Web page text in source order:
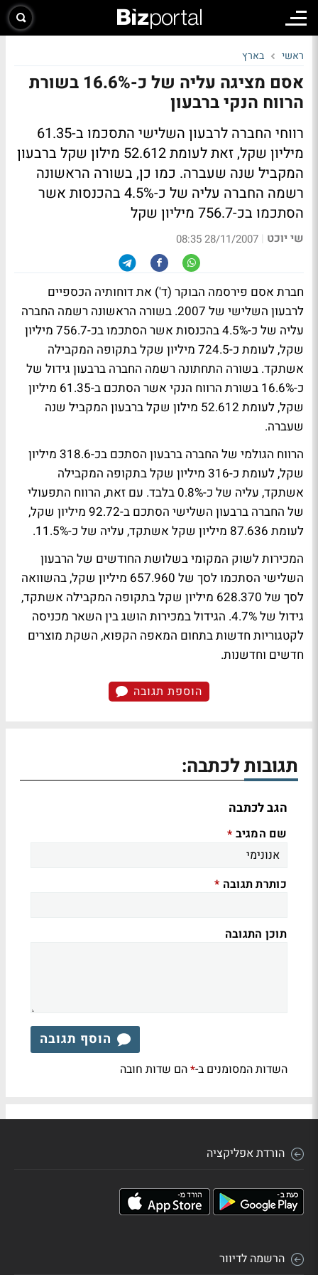
ראשי בארץ
אסם מציגה עליה של כ-16.6% בשורת
הרווח הנקי ברבעון
רווחי החברה לרבעון השלישי התסכמו ב-61.35
מיליון שקל, זאת לעומת 52.612 מילון שקל ברבעון
המקביל שנה שעברה. כמו כן, בשורה הראשונה
רשמה החברה עליה של כ-4.5% בהכנסות אשר
הסתכמו בכ-756.7 מיליון שקל
שי יוכט |
28/11/2007 08:35
חברת אסם פירסמה הבוקר (ד') את דוחותיה הכספיים
לרבעון השלישי של 2007. בשורה הראשונה רשמה החברה
עליה של כ-4.5% בהכנסות אשר הסתכמו בכ-756.7 מיליון
שקל, לעומת כ-724.5 מיליון שקל בתקופה המקבילה
אשתקד. בשורה התחתונה רשמה החברה ברבעון גידול של
כ-16.6% בשורת הרווח הנקי אשר הסתכם ב-61.35 מיליון
שקל, לעומת 52.612 מילון שקל ברבעון המקביל שנה
שעברה.
הרווח הגולמי של החברה ברבעון הסתכם בכ-318.6 מיליון
שקל, לעומת כ-316 מיליון שקל בתקופה המקבילה
אשתקד, עליה של כ-0.8% בלבד. עם זאת, הרווח התפעולי
של החברה ברבעון השלישי הסתכם ב-92.72 מיליון שקל,
לעומת 87.636 מיליון שקל אשתקד, עליה של כ-11.5%.
המכירות לשוק המקומי בשלושת החודשים של הרבעון
השלישי הסתכמו לסך של 657.960 מיליון שקל, בהשוואה
לסך של 628.370 מיליון שקל בתקופה המקבילה אשתקד,
גידול של 4.7%. הגידול במכירות הושג בין השאר מכניסה
לקטגוריות חדשות בתחום המאפה הקפוא, השקת מוצרים
חדשים וחדשנות.
הוספת תגובה
תגובות לכתבה:
הגב לכתבה
שם המגיב *
כותרת תגובה *
תוכן התגובה
הוסף תגובה
השדות המסומנים ב-*הם שדות חובה
הורדת אפליקציה
הרשמה לדיוור